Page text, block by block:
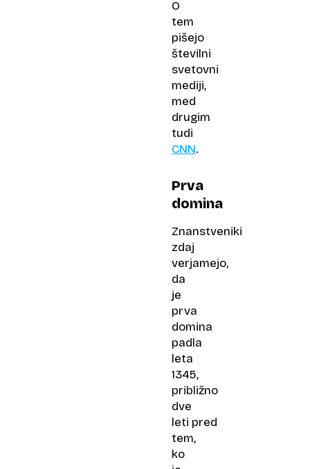
O
tem
pišejo
številni
svetovni
mediji,
med
drugim
tudi
CNN.
Prva
domina
Znanstveniki
zdaj
verjamejo,
da
je
prva
domina
padla
leta
1345,
približno
dve
leti pred
tem,
ko